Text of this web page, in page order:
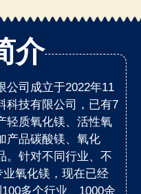
介
公司成立于2022年11
科技有限公司，已有7
轻质氧化镁、活性氧
产品碳酸镁、氧化
。针对不同行业、不
业氧化镁，现在已经
多个行业、1000余